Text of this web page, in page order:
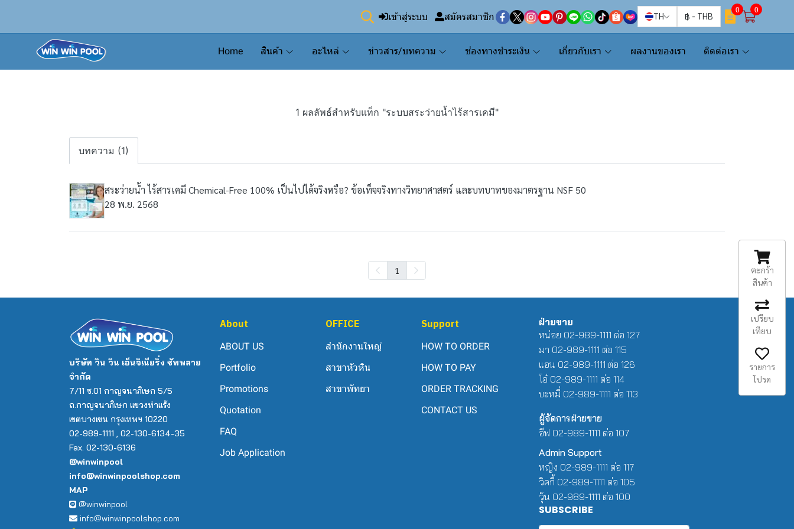
เข้าสู่ระบบ สมัครสมาชิก TH ฿ - THB
0 0
Home สินค้า อะไหล่ ข่าวสาร/บทความ ช่องทางชำระเงิน เกี่ยวกับเรา ผลงานของเรา ติดต่อเรา
1 ผลลัพธ์สำหรับแท็ก "ระบบสระว่ายน้ำไร้สารเคมี"
บทความ (1)
สระว่ายน้ำ ไร้สารเคมี Chemical-Free 100% เป็นไปได้จริงหรือ? ข้อเท็จจริงทางวิทยาศาสตร์ และบทบาทของมาตรฐาน NSF 50
28 พ.ย. 2568
1
บริษัท วิน วิน เอ็นจิเนียริ่ง ซัพพลาย
จำกัด
7/11 ซ.01 กาญจนาภิเษก 5/5
ถ.กาญจนาภิเษก แขวงท่าแร้ง
เขตบางเขน กรุงเทพฯ 10220
02-989-1111 , 02-130-6134-35
Fax. 02-130-6136
@winwinpool
info@winwinpoolshop.com
MAP
@winwinpool
info@winwinpoolshop.com
About
ABOUT US
Portfolio
Promotions
Quotation
FAQ
Job Application
OFFICE
สำนักงานใหญ่
สาขาหัวหิน
สาขาพัทยา
Support
HOW TO ORDER
HOW TO PAY
ORDER TRACKING
CONTACT US
ฝ่ายขาย
หน่อย 02-989-1111 ต่อ 127
มา 02-989-1111 ต่อ 115
แอน 02-989-1111 ต่อ 126
โอ๋ 02-989-1111 ต่อ 114
บะหมี่ 02-989-1111 ต่อ 113
ผู้จัดการฝ่ายขาย
อีฟ 02-989-1111 ต่อ 107
Admin Support
หญิง 02-989-1111 ต่อ 117
วิคกี้ 02-989-1111 ต่อ 105
วุ้น 02-989-1111 ต่อ 100
SUBSCRIBE
ตะกร้า
สินค้า
เปรียบ
เทียบ
รายการ
โปรด